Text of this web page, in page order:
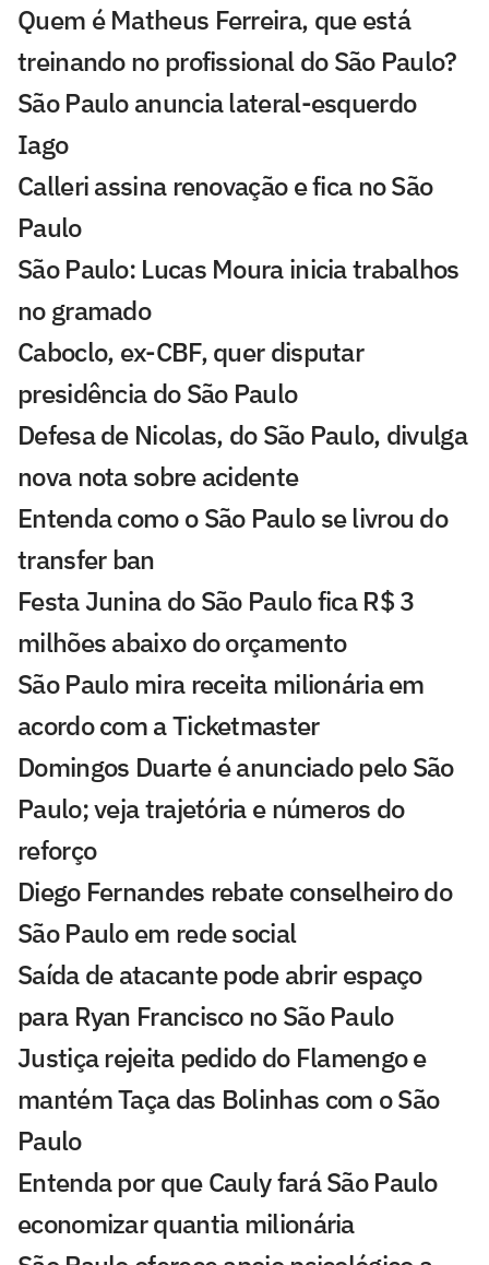
Quem é Matheus Ferreira, que está
treinando no profissional do São Paulo?
São Paulo anuncia lateral-esquerdo
Iago
Calleri assina renovação e fica no São
Paulo
São Paulo: Lucas Moura inicia trabalhos
no gramado
Caboclo, ex-CBF, quer disputar
presidência do São Paulo
Defesa de Nicolas, do São Paulo, divulga
nova nota sobre acidente
Entenda como o São Paulo se livrou do
transfer ban
Festa Junina do São Paulo fica R$ 3
milhões abaixo do orçamento
São Paulo mira receita milionária em
acordo com a Ticketmaster
Domingos Duarte é anunciado pelo São
Paulo; veja trajetória e números do
reforço
Diego Fernandes rebate conselheiro do
São Paulo em rede social
Saída de atacante pode abrir espaço
para Ryan Francisco no São Paulo
Justiça rejeita pedido do Flamengo e
mantém Taça das Bolinhas com o São
Paulo
Entenda por que Cauly fará São Paulo
economizar quantia milionária